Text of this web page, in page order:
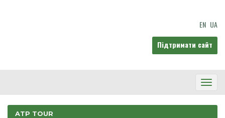
EN UA
Підтримати сайт
ATP TOUR